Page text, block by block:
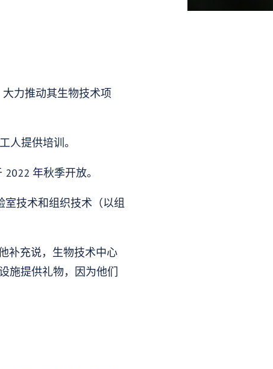
大力推动其生物技术项
人提供培训。
年秋季开放。
技术和组织技术（以组
补充说，生物技术中心
施提供礼物，因为他们